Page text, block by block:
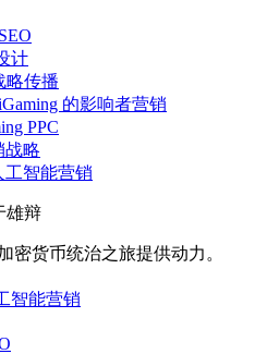
计
略传播
的影响者营销
PPC
战略
工智能营销
雄辩
密货币统治之旅提供动力。
智能营销